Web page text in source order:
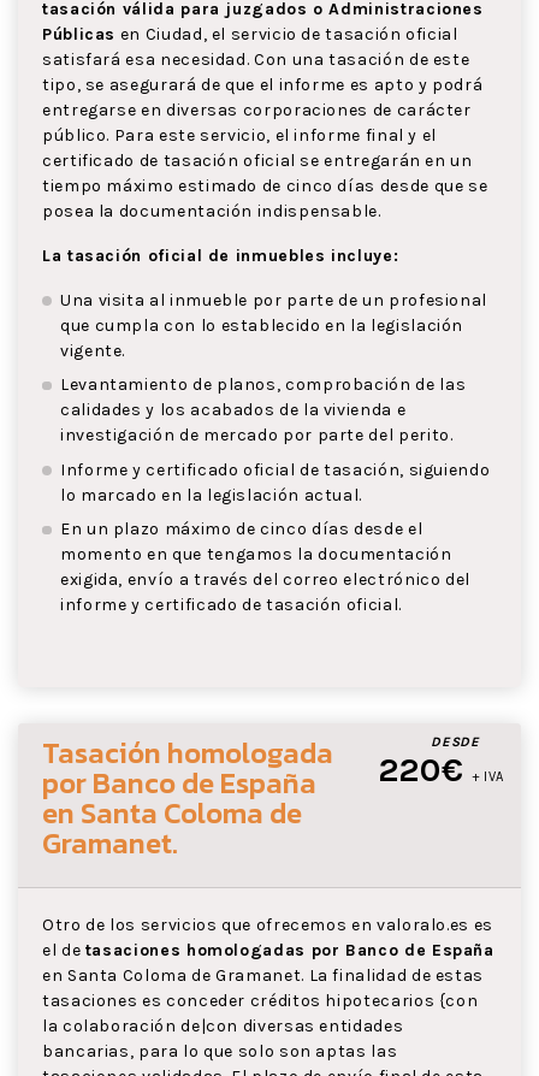
tasación válida para juzgados o Administraciones
Públicas en Ciudad, el servicio de tasación oficial
satisfará esa necesidad. Con una tasación de este
tipo, se asegurará de que el informe es apto y podrá
entregarse en diversas corporaciones de carácter
público. Para este servicio, el informe final y el
certificado de tasación oficial se entregarán en un
tiempo máximo estimado de cinco días desde que se
posea la documentación indispensable.
La tasación oficial de inmuebles incluye:
Una visita al inmueble por parte de un profesional
que cumpla con lo establecido en la legislación
vigente.
Levantamiento de planos, comprobación de las
calidades y los acabados de la vivienda e
investigación de mercado por parte del perito.
Informe y certificado oficial de tasación, siguiendo
lo marcado en la legislación actual.
En un plazo máximo de cinco días desde el
momento en que tengamos la documentación
exigida, envío a través del correo electrónico del
informe y certificado de tasación oficial.
DESDE
220€ + IVA
Tasación homologada
por Banco de España
en Santa Coloma de
Gramanet.
Otro de los servicios que ofrecemos en valoralo.es es
el de tasaciones homologadas por Banco de España
en Santa Coloma de Gramanet. La finalidad de estas
tasaciones es conceder créditos hipotecarios {con
la colaboración de|con diversas entidades
bancarias, para lo que solo son aptas las